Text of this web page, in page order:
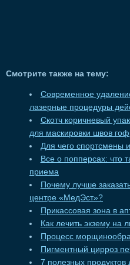
Смотрите также на тему:
Современное
лазерные процедуры
Скотч коричневый
для маскировки швов
Для чего спортсмены
Все о попперсах: что
приема
Почему лучше
центре «МедЭст»?
Прикассовая зона в
Как лечить экзему на
Процесс
Пигментный цирроз
7 полезных продуктов